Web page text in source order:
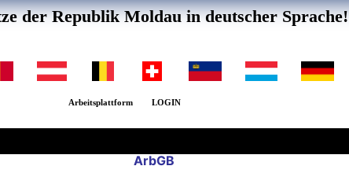
der Republik Moldau in deutscher Sprache!
Arbeitsplattform LOGIN
ArbGB